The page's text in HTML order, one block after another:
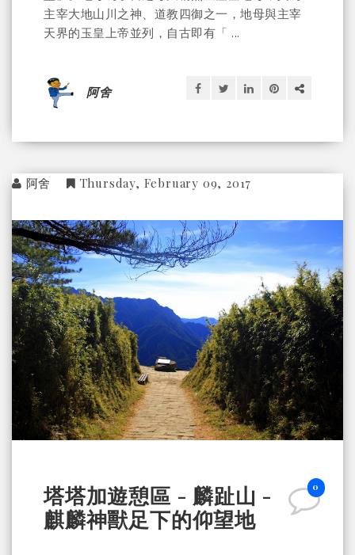
主宰大地山川之神、道教四御之一，地母與主宰
天界的玉皇上帝並列，自古即有「 ...
阿舍
阿舍 Thursday, February 09, 2017
0
塔塔加遊憩區 - 麟趾山 -
麒麟神獸足下的仰望地